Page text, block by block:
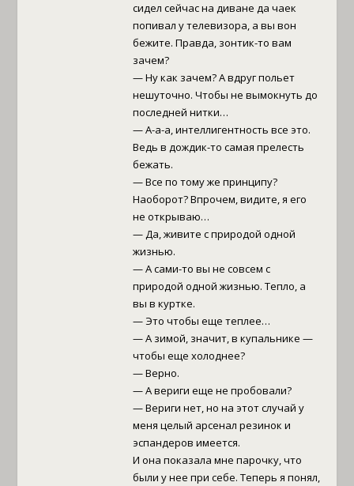
сидел сейчас на диване да чаек
попивал у телевизора, а вы вон
бежите. Правда, зонтик-то вам
зачем?
— Ну как зачем? А вдруг польет
нешуточно. Чтобы не вымокнуть до
последней нитки…
— А-а-а, интеллигентность все это.
Ведь в дождик-то самая прелесть
бежать.
— Все по тому же принципу?
Наоборот? Впрочем, видите, я его
не открываю…
— Да, живите с природой одной
жизнью.
— А сами-то вы не совсем с
природой одной жизнью. Тепло, а
вы в куртке.
— Это чтобы еще теплее…
— А зимой, значит, в купальнике —
чтобы еще холоднее?
— Верно.
— А вериги еще не пробовали?
— Вериги нет, но на этот случай у
меня целый арсенал резинок и
эспандеров имеется.
И она показала мне парочку, что
были у нее при себе. Теперь я понял,